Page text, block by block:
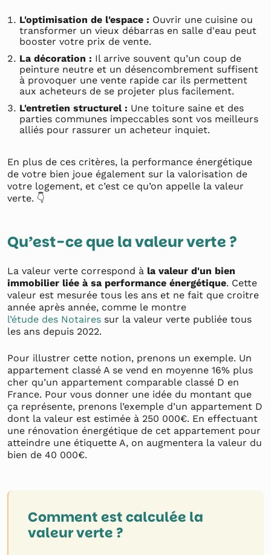
L'optimisation de l'espace : Ouvrir une cuisine ou
transformer un vieux débarras en salle d'eau peut
booster votre prix de vente.
La décoration : Il arrive souvent qu’un coup de
peinture neutre et un désencombrement suffisent
à provoquer une vente rapide car ils permettent
aux acheteurs de se projeter plus facilement.
L'entretien structurel : Une toiture saine et des
parties communes impeccables sont vos meilleurs
alliés pour rassurer un acheteur inquiet.
En plus de ces critères, la performance énergétique
de votre bien joue également sur la valorisation de
votre logement, et c’est ce qu’on appelle la valeur
verte. 👇
Qu’est-ce que la valeur verte ?
La valeur verte correspond à la valeur d'un bien
immobilier liée à sa performance énergétique. Cette
valeur est mesurée tous les ans et ne fait que croitre
année après année, comme le montre
l’étude des Notaires sur la valeur verte publiée tous
les ans depuis 2022.
Pour illustrer cette notion, prenons un exemple. Un
appartement classé A se vend en moyenne 16% plus
cher qu’un appartement comparable classé D en
France. Pour vous donner une idée du montant que
ça représente, prenons l’exemple d’un appartement D
dont la valeur est estimée à 250 000€. En effectuant
une rénovation énergétique de cet appartement pour
atteindre une étiquette A, on augmentera la valeur du
bien de 40 000€.
Comment est calculée la
valeur verte ?